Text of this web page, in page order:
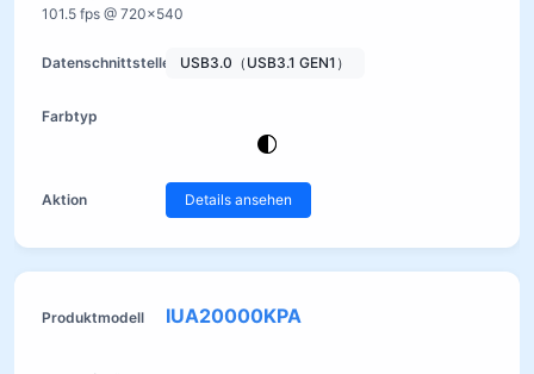
101.5 fps @ 720×540
USB3.0（USB3.1 GEN1）
Details ansehen
IUA20000KPA